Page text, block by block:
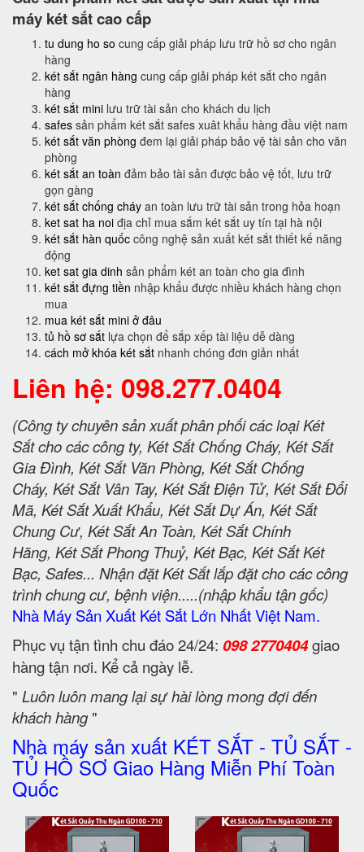
máy két sắt cao cấp
tu dung ho so cung cấp giải pháp lưu trữ hồ sơ cho ngân
hàng
két sắt ngân hàng cung cấp giải pháp két sắt cho ngân
hàng
két sắt mini lưu trữ tài sản cho khách du lịch
safes sản phẩm két sắt safes xuât khẩu hàng đầu việt nam
két sắt văn phòng đem lại giải pháp bảo vệ tài sản cho văn
phòng
két sắt an toàn đảm bảo tài sản được bảo vệ tốt, lưu trữ
gọn gàng
két sắt chống cháy an toàn lưu trữ tài sản trong hỏa hoạn
ket sat ha noi địa chỉ mua sắm két sắt uy tín tại hà nội
két sắt hàn quốc công nghệ sản xuất két sắt thiết kế năng
động
ket sat gia dinh sản phẩm két an toàn cho gia đình
két sắt đựng tiền nhập khẩu được nhiều khách hàng chọn
mua
mua két sắt mini ở đâu
tủ hồ sơ sắt lựa chọn để sắp xếp tài liệu dễ dàng
cách mở khóa két sắt nhanh chóng đơn giản nhất
Liên hệ: 098.277.0404
(Công ty chuyên sản xuất phân phối các loại Két
Sắt cho các công ty, Két Sắt Chống Cháy, Két Sắt
Gia Đình, Két Sắt Văn Phòng, Két Sắt Chống
Cháy, Két Sắt Vân Tay, Két Sắt Điện Tử, Két Sắt Đổi
Mã, Két Sắt Xuất Khẩu, Két Sắt Dự Án, Két Sắt
Chung Cư, Két Sắt An Toàn, Két Sắt Chính
Hãng, Két Sắt Phong Thuỷ, Két Bạc, Két Sắt Két
Bạc, Safes... Nhận đặt Két Sắt lắp đặt cho các công
trình chung cư, bệnh viện.....(nhập khẩu tận gốc)
Nhà Máy Sản Xuất Két Sắt Lớn Nhất Việt Nam.
Phục vụ tận tình chu đáo 24/24: 098 2770404giao
hàng tận nơi. Kể cả ngày lễ.
" Luôn luôn mang lại sự hài lòng mong đợi đến
khách hàng"
Nhà máy sản xuất KÉT SẮT - TỦ SẮT -
TỦ HỒ SƠ Giao Hàng Miễn Phí Toàn
Quốc